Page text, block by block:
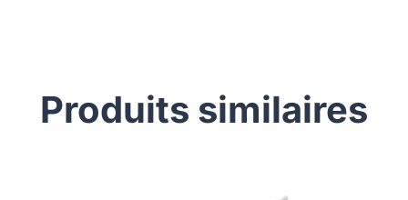
Produits similaires